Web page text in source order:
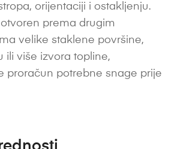
orijentaciji i ostakljenju.
prema drugim
velike staklene površine,
ili više izvora topline,
proračun potrebne snage prije